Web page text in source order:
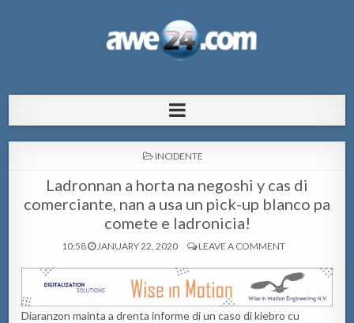
pa Aruba
POSTED
INCIDENTE
Ladronnan a horta na negoshi y cas di
comerciante, nan a usa un pick-up blanco pa
comete e ladronicia!
10:58 JANUARY 22, 2020 LEAVE A COMMENT
Diaranzon mainta a drenta informe di un caso di kiebro cu